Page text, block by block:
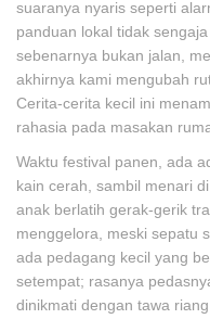
suaranya nyaris seperti
panduan lokal tidak
sebenarnya bukan jalan,
akhirnya kami mengubah
Cerita-cerita kecil ini
rahasia pada masakan
Waktu festival panen, ada
kain cerah, sambil menari
anak berlatih gerak-gerik
menggelora, meski sepatu
ada pedagang kecil yang
setempat; rasanya
dinikmati dengan tawa